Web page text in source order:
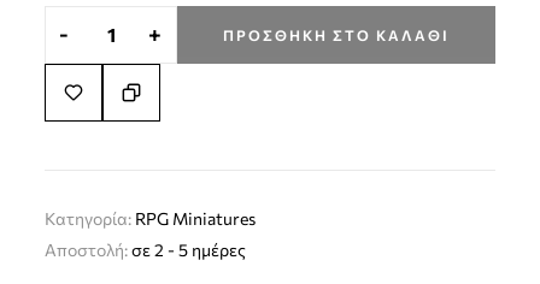
- + ΠΡΟΣΘΉΚΗ ΣΤΟ ΚΑΛΆΘΙ
Κατηγορία: RPG Miniatures
Αποστολή:σε 2 - 5 ημέρες